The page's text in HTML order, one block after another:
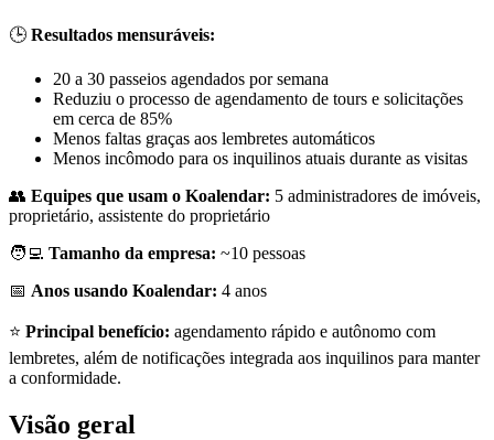
🕒 Resultados mensuráveis:
20 a 30 passeios agendados por semana
Reduziu o processo de agendamento de tours e solicitações
em cerca de 85%
Menos faltas graças aos lembretes automáticos
Menos incômodo para os inquilinos atuais durante as visitas
👥 Equipes que usam o Koalendar: 5 administradores de imóveis,
proprietário, assistente do proprietário
🧑‍💻 Tamanho da empresa: ~10 pessoas
📅 Anos usando Koalendar: 4 anos
⭐ Principal benefício: agendamento rápido e autônomo com
lembretes, além de notificações integrada aos inquilinos para manter
a conformidade.
Visão geral